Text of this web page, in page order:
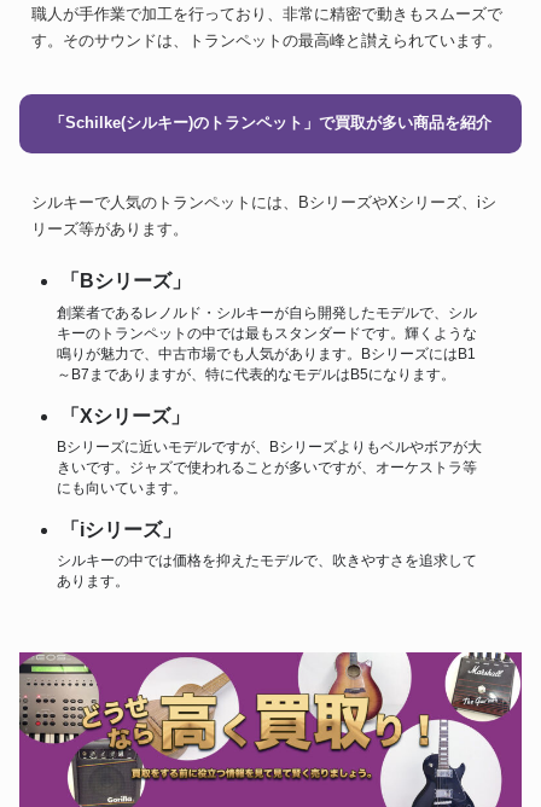
職人が手作業で加工を行っており、非常に精密で動きもスムーズで
す。そのサウンドは、トランペットの最高峰と讃えられています。
「Schilke(シルキー)のトランペット」で買取が多い商品を紹介
シルキーで人気のトランペットには、BシリーズやXシリーズ、iシ
リーズ等があります。
「Bシリーズ」
創業者であるレノルド・シルキーが自ら開発したモデルで、シル
キーのトランペットの中では最もスタンダードです。輝くような
鳴りが魅力で、中古市場でも人気があります。BシリーズにはB1
～B7までありますが、特に代表的なモデルはB5になります。
「Xシリーズ」
Bシリーズに近いモデルですが、Bシリーズよりもベルやボアが大
きいです。ジャズで使われることが多いですが、オーケストラ等
にも向いています。
「iシリーズ」
シルキーの中では価格を抑えたモデルで、吹きやすさを追求して
あります。